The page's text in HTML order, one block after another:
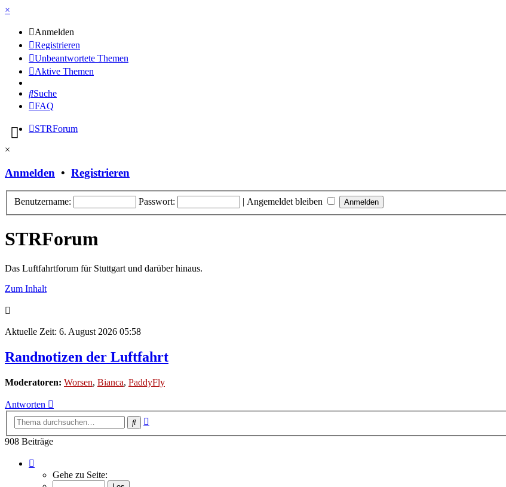
×
Anmelden
Registrieren
Unbeantwortete Themen
Aktive Themen
Suche
FAQ
STRForum
×
Anmelden • Registrieren
Benutzername: Passwort: | Angemeldet bleiben
STRForum
Das Luftfahrtforum für Stuttgart und darüber hinaus.
Zum Inhalt
Aktuelle Zeit: 6. August 2026 05:58
Randnotizen der Luftfahrt
Moderatoren: Worsen, Bianca, PaddyFly
Antworten
Suche
908 Beiträge
61
von
Gehe zu Seite: